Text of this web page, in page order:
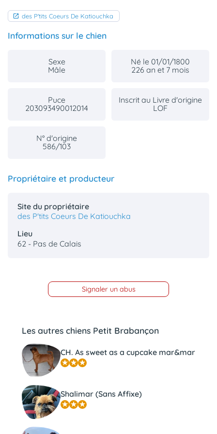
des P'tits Coeurs De Katiouchka
Informations sur le chien
Sexe
Mâle
Né le 01/01/1800
226 an et 7 mois
Puce
203093490012014
Inscrit au Livre d'origine
LOF
N° d'origine
586/103
Propriétaire et producteur
Site du propriétaire
des P'tits Coeurs De Katiouchka
Lieu
62 - Pas de Calais
Signaler un abus
Les autres chiens Petit Brabançon
CH. As sweet as a cupcake mar&mar
Shalimar (Sans Affixe)